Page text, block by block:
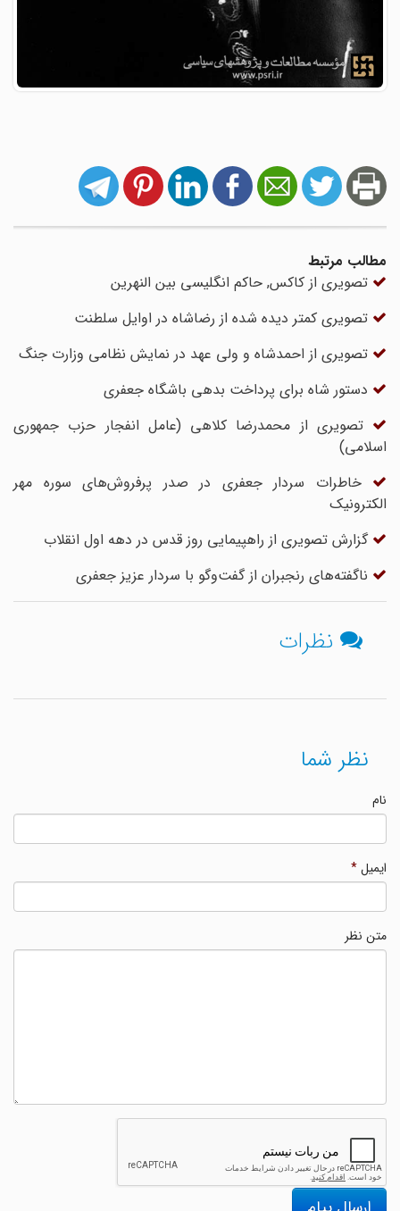
مطالب مرتبط
تصویری از کاکس, حاکم انگلیسی بین النهرین
تصویری کمتر دیده شده از رضاشاه در اوایل سلطنت
تصویری از احمدشاه و ولی عهد در نمایش نظامی وزارت جنگ
دستور شاه برای پرداخت بدهی باشگاه جعفری
تصویری از محمدرضا کلاهی (عامل انفجار حزب جمهوری
اسلامی)
خاطرات سردار جعفری در صدر پرفروش‌های سوره مهر
الکترونیک
گزارش تصویری از راهپیمایی روز قدس در دهه اول انقلاب
ناگفته‌های رنجبران از گفت‌وگو با سردار عزیز جعفری
نظرات
نظر شما
ایمیل*
متن نظر